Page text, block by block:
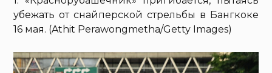
убежать от снайперской стрельбы в Бангкоке
16 мая. (Athit Perawongmetha/Getty Images)